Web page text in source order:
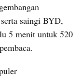
saingi BYD,
5 menit untuk 520